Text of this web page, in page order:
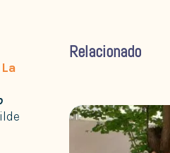
La
Relacionado